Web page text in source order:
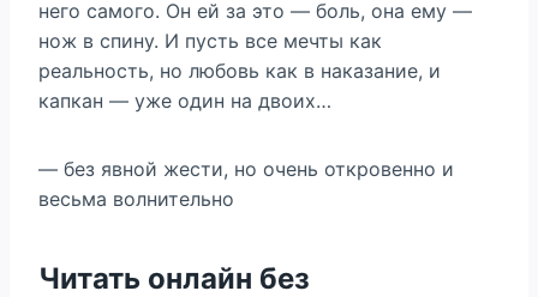
него самого. Он ей за это — боль, она ему —
нож в спину. И пусть все мечты как
реальность, но любовь как в наказание, и
капкан — уже один на двоих…
— без явной жести, но очень откровенно и
весьма волнительно
Читать онлайн без